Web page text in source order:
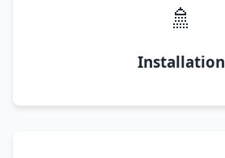
🚿
Installation